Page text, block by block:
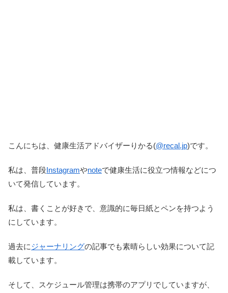
こんにちは、健康生活アドバイザーりかる(@recal.jp)です。
私は、普段Instagramやnoteで健康生活に役立つ情報などにつ
いて発信しています。
私は、書くことが好きで、意識的に毎日紙とペンを持つよう
にしています。
過去にジャーナリングの記事でも素晴らしい効果について記
載しています。
そして、スケジュール管理は携帯のアプリでしていますが、